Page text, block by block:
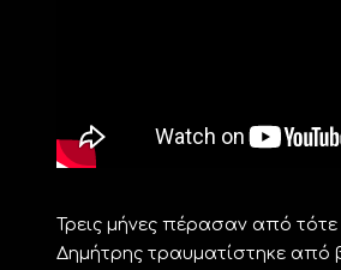
Τρεις μήνες πέρασαν από τότε
Δημήτρης τραυματίστηκε από